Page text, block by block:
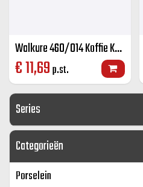
Series
Categorieën
Porselein
Walkure 460/014 Koffie K+S kleur 14 cl
€11,69p.st.